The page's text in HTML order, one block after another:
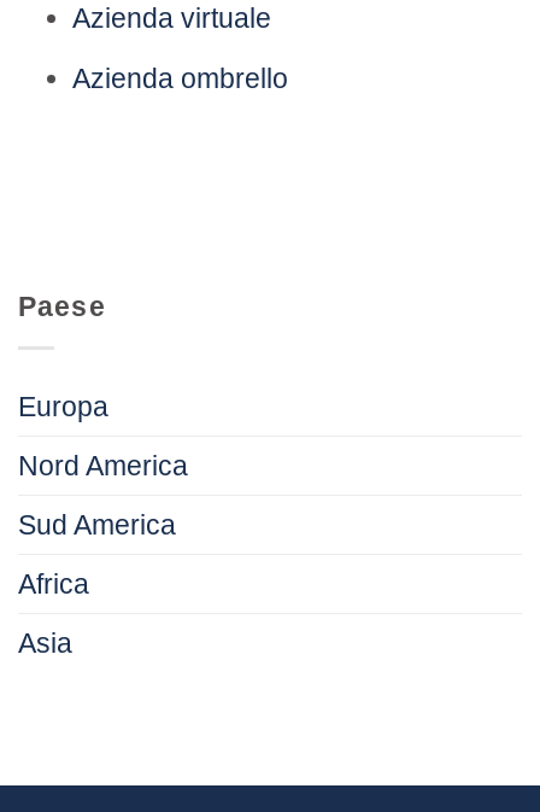
Azienda virtuale
Azienda ombrello
Paese
Europa
Nord America
Sud America
Africa
Asia